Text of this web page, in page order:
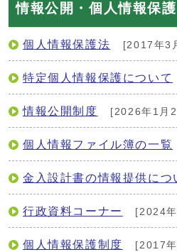
情報公開・個人情報保護
個人情報保護法 [2017年3
特定個人情報保護について
情報公開制度 [2026年1月
個人情報ファイル簿の一覧
金入設計書の情報提供につ
行政資料コーナー [2024
個人情報保護制度 [2017